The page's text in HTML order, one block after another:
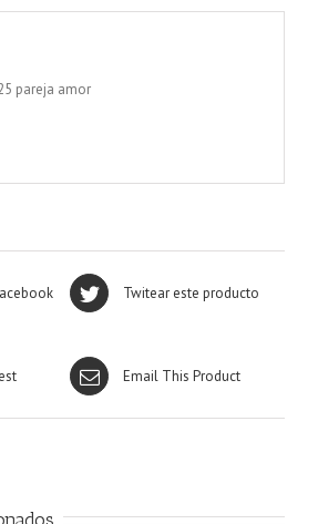
pareja amor
Twitear este producto
Email This Product